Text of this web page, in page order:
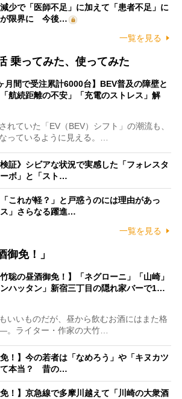
減少で「医師不足」に加えて「患者不足」に
が限界に 今後…
一覧を見る
乗ってみた、使ってみた
月間で受注累計6000台】BEV普及の障壁と
航続距離の不安」「充電のストレス」解
ていた「EV（BEV）シフト」の潮流も、
っているように見える。…
検証》シビアな状況で実感した「フォレスタ
ボ」と「スト…
これが軽？」と戸惑うのには理由があっ
」さらなる躍進…
一覧を見る
御免！」
竹聡の昼酒御免！】「ネグローニ」「山崎」
ンハッタン」新宿三丁目の隠れ家バーで1…
いいものだが、昼から飲むお酒にはまた格
。ライター・作家の大竹…
免！】今の若者は「なめろう」や「キヌカツ
て本当？ 昔の…
免！】京急線で多摩川越えて「川崎の大衆酒